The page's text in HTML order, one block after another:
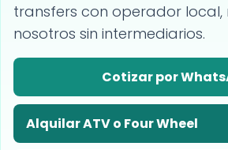
transfers con operador local,
nosotros sin intermediarios.
Cotizar por
Alquilar ATV o Four Wheel